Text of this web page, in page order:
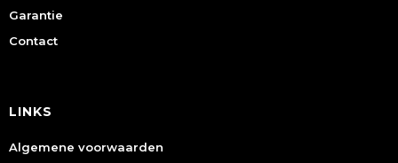
Garantie
Contact
LINKS
Algemene voorwaarden